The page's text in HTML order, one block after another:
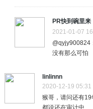
PR快到碗里来
2021-01-07
@qyjy900824
没有那么可怕
linlinnn
2020-12-19 05:31
猴哥，请问还有
都说还在审计中